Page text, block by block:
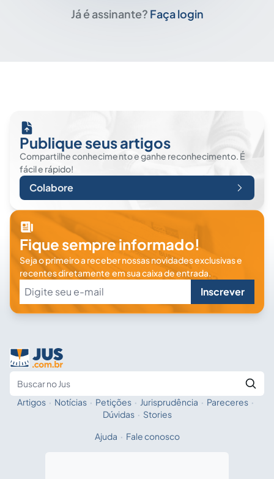
Já é assinante? Faça login
Publique seus artigos
Compartilhe conhecimento e ganhe reconhecimento. É
fácil e rápido!
Colabore
Fique sempre informado!
Seja o primeiro a receber nossas novidades exclusivas e
recentes diretamente em sua caixa de entrada.
Inscrever
Fale com a IA
Artigos · Notícias · Petições · Jurisprudência · Pareceres ·
Dúvidas · Stories
Ajuda · Fale conosco